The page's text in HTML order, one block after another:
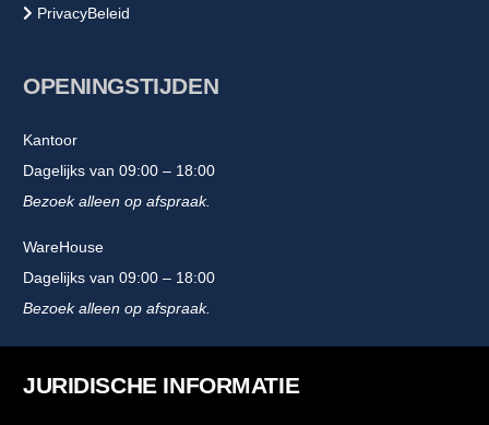
PrivacyBeleid
OPENINGSTIJDEN
Kantoor
Dagelijks van 09:00 – 18:00
Bezoek alleen op afspraak.
WareHouse
Dagelijks van 09:00 – 18:00
Bezoek alleen op afspraak.
JURIDISCHE INFORMATIE